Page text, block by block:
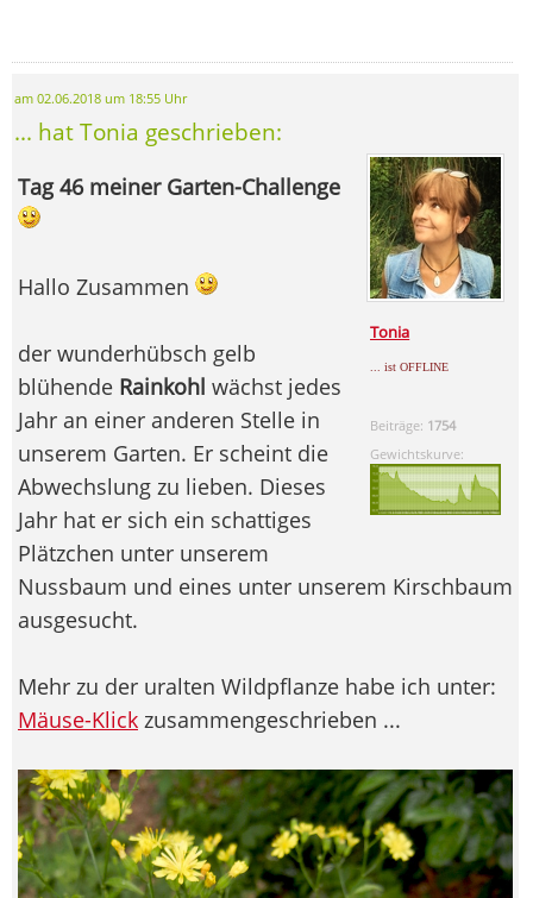
am 02.06.2018 um 18:55 Uhr
... hat Tonia geschrieben:
Tonia
... ist OFFLINE
Beiträge: 1754
Gewichtskurve:
Tag 46 meiner Garten-Challenge
Hallo Zusammen
der wunderhübsch gelb
blühende Rainkohl wächst jedes
Jahr an einer anderen Stelle in
unserem Garten. Er scheint die
Abwechslung zu lieben. Dieses
Jahr hat er sich ein schattiges
Plätzchen unter unserem
Nussbaum und eines unter unserem Kirschbaum
ausgesucht.
Mehr zu der uralten Wildpflanze habe ich unter:
Mäuse-Klick zusammengeschrieben ...